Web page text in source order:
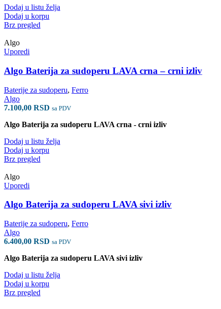
Dodaj u listu želja
Dodaj u korpu
Brz pregled
Algo
Uporedi
Algo Baterija za sudoperu LAVA crna – crni izliv
Baterije za sudoperu, Ferro
Algo
7.100,00 RSD sa PDV
Algo Baterija za sudoperu LAVA crna - crni izliv
Dodaj u listu želja
Dodaj u korpu
Brz pregled
Algo
Uporedi
Algo Baterija za sudoperu LAVA sivi izliv
Baterije za sudoperu, Ferro
Algo
6.400,00 RSD sa PDV
Algo Baterija za sudoperu LAVA sivi izliv
Dodaj u listu želja
Dodaj u korpu
Brz pregled